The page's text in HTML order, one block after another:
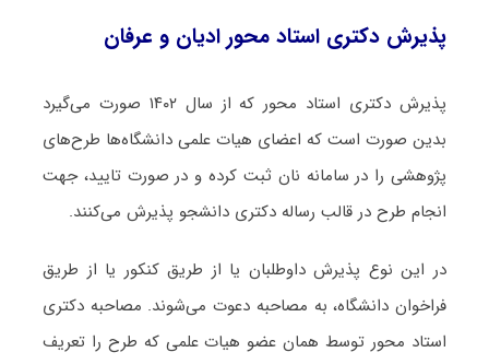
پذیرش دکتری استاد محور ادیان و عرفان
پذیرش دکتری استاد محور که از سال ۱۴۰۲ صورت می‌گیرد
بدین صورت است که اعضای هیات علمی دانشگاه‌ها طرح‌های
پژوهشی را در سامانه نان ثبت کرده و در صورت تایید، جهت
انجام طرح در قالب رساله دکتری دانشجو پذیرش می‌کنند.
در این نوع پذیرش داوطلبان یا از طریق کنکور یا از طریق
فراخوان دانشگاه، به مصاحبه دعوت می‌شوند. مصاحبه دکتری
استاد محور توسط همان عضو هیات علمی که طرح را تعریف